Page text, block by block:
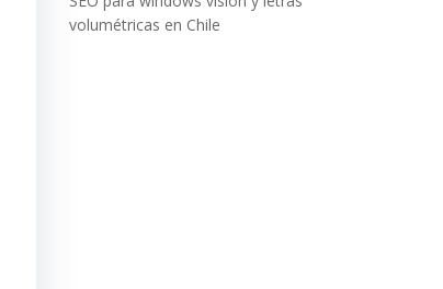
volumétricas en Chile